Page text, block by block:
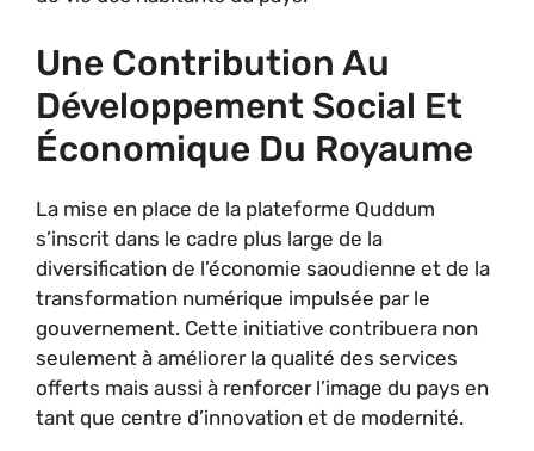
Une Contribution Au
Développement Social Et
Économique Du Royaume
La mise en place de la plateforme Quddum
s’inscrit dans le cadre plus large de la
diversification de l’économie saoudienne et de la
transformation numérique impulsée par le
gouvernement. Cette initiative contribuera non
seulement à améliorer la qualité des services
offerts mais aussi à renforcer l’image du pays en
tant que centre d’innovation et de modernité.